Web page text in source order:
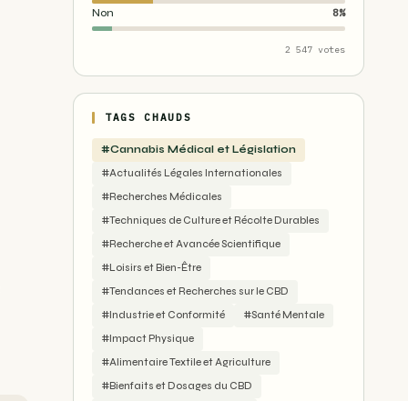
Non 8%
2 547 votes
TAGS CHAUDS
#Cannabis Médical et Législation
#Actualités Légales Internationales
#Recherches Médicales
#Techniques de Culture et Récolte Durables
#Recherche et Avancée Scientifique
#Loisirs et Bien-Être
#Tendances et Recherches sur le CBD
#Industrie et Conformité
#Santé Mentale
#Impact Physique
#Alimentaire Textile et Agriculture
#Bienfaits et Dosages du CBD